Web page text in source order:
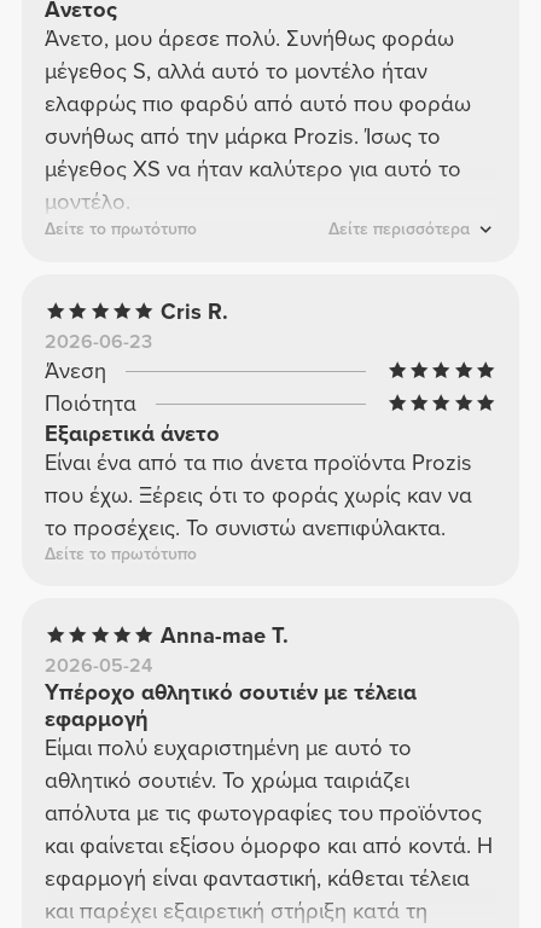
Ανετος
Άνετο, μου άρεσε πολύ. Συνήθως φοράω
μέγεθος S, αλλά αυτό το μοντέλο ήταν
ελαφρώς πιο φαρδύ από αυτό που φοράω
συνήθως από την μάρκα Prozis. Ίσως το
μέγεθος XS να ήταν καλύτερο για αυτό το
μοντέλο.
Δείτε το πρωτότυπο Δείτε περισσότερα
Cris R.
2026-06-23
Άνεση
Ποιότητα
Εξαιρετικά άνετο
Είναι ένα από τα πιο άνετα προϊόντα Prozis
που έχω. Ξέρεις ότι το φοράς χωρίς καν να
το προσέχεις. Το συνιστώ ανεπιφύλακτα.
Δείτε το πρωτότυπο
Anna-mae T.
2026-05-24
Υπέροχο αθλητικό σουτιέν με τέλεια
εφαρμογή
Είμαι πολύ ευχαριστημένη με αυτό το
αθλητικό σουτιέν. Το χρώμα ταιριάζει
απόλυτα με τις φωτογραφίες του προϊόντος
και φαίνεται εξίσου όμορφο και από κοντά. Η
εφαρμογή είναι φανταστική, κάθεται τέλεια
και παρέχει εξαιρετική στήριξη κατά τη